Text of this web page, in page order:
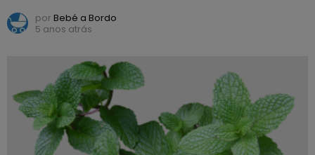
por Bebé a Bordo
5 anos atrás